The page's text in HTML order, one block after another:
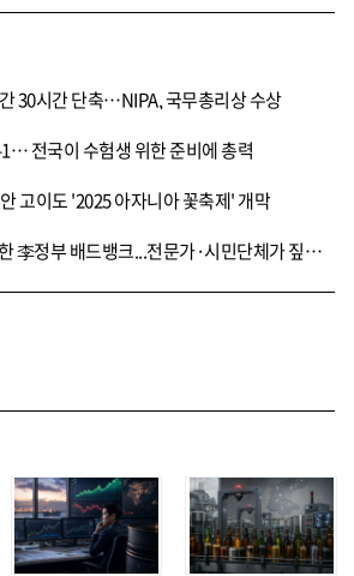
30시간 단축…NIPA, 국무총리상 수상
전국이 수험생 위한 준비에 총력
고이도 '2025 아자니아 꽃축제' 개막
우여곡절 끝에 출범한 李정부 배드뱅크...전문가·시민단체가 짚은 방향성은?